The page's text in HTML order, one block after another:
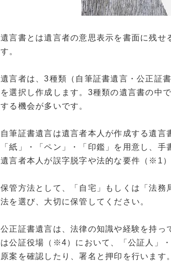
遺言書とは遺言者の意思表示を書面に残
す。
遺言者は、3種類（自筆証書遺言・公正証
を選択し作成します。3種類の遺言書の中
する機会が多いです。
自筆証書遺言は遺言者本人が作成する遺
「紙」・「ペン」・「印鑑」を用意し、
遺言者本人が誤字脱字や法的な要件（※1
保管方法として、「自宅」もしくは「法
法を選び、大切に保管してください。
公正証書遺言は、法律の知識や経験を持
は公証役場（※4）において、「公証人」
原案を確認したり、署名と押印を行います